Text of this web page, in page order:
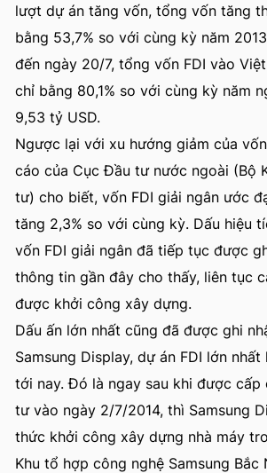
lượt dự án tăng vốn, tổng vốn tăng
bằng 53,7% so với cùng kỳ năm
đến ngày 20/7, tổng vốn FDI vào
chỉ bằng 80,1% so với cùng kỳ năm
9,53 tỷ USD.
Ngược lại với xu hướng giảm của
cáo của Cục Đầu tư nước ngoài (Bộ
tư) cho biết, vốn FDI giải ngân ước
tăng 2,3% so với cùng kỳ. Dấu hiệu
vốn FDI giải ngân đã tiếp tục được
thông tin gần đây cho thấy, liên tục
được khởi công xây dựng.
Dấu ấn lớn nhất cũng đã được ghi
Samsung Display, dự án FDI lớn
tới nay. Đó là ngay sau khi được cấp
tư vào ngày 2/7/2014, thì Samsung
thức khởi công xây dựng nhà máy
Khu tổ hợp công nghệ Samsung Bắc